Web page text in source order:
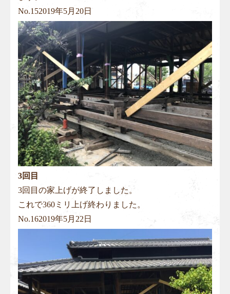
No.152019年5月20日
3回目
3回目の家上げが終了しました。
これで360ミリ上げ終わりました。
No.162019年5月22日